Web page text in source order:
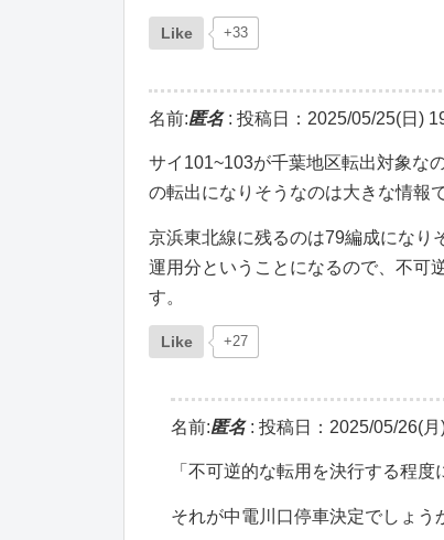
Like +33
名前:匿名: 投稿日：2025/05/25(日)
サイ101~103が千葉地区転出対象な
の転出になりそうなのは大きな情報
京浜東北線に残るのは79編成になり
運用分ということになるので、不可
す。
Like +27
名前:匿名: 投稿日：2025/05/26(
「不可逆的な転用を決行する程
それが中電川口停車決定でしょう